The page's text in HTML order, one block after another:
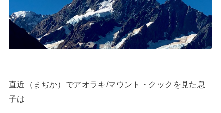
直近（まぢか）でアオラキ/マウント・クックを見た息
子は